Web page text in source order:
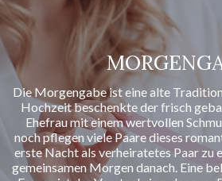
Die Morgengabe ist eine alte
Hochzeit beschenkte der frisch
Ehefrau mit einem wertvollen
noch pflegen viele Paare dieses
erste Nacht als verheiratetes Paar zu
gemeinsamen Morgen danach. Eine